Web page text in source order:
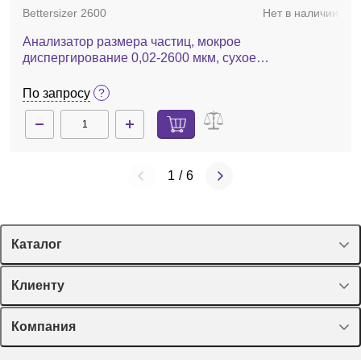
Bettersizer 2600 Нет в наличии
Анализатор размера частиц, мокрое
диспергирование 0,02-2600 мкм, сухое
По запросу
1 / 6
Каталог
Спецпредложения
Оборудование, приборы
Пластик, стекло, принадлежности
Химические реактивы, препараты, наборы
Клиенту
Лекторий Диаэм
Доставка и оплата
Компания